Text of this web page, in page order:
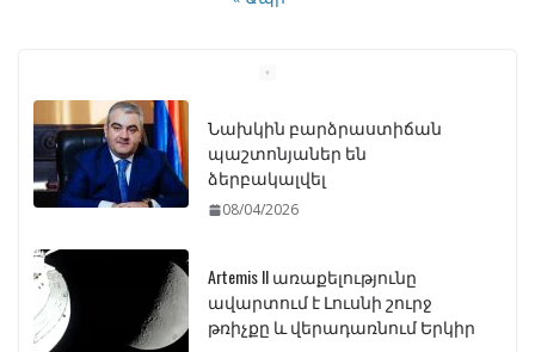
Artemis II առաքելությունը
ավարտում է Լուսնի շուրջ
թռիչքը և վերադառնում Երկիր
07/04/2026
ԱԺ–ում առաջին ընթերցմամբ
ընդունվեց «Ընտրական
օրենսգրքի» փոփոխության